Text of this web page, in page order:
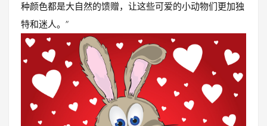
种颜色都是大自然的馈赠，让这些可爱的小动物们更加独
特和迷人。”